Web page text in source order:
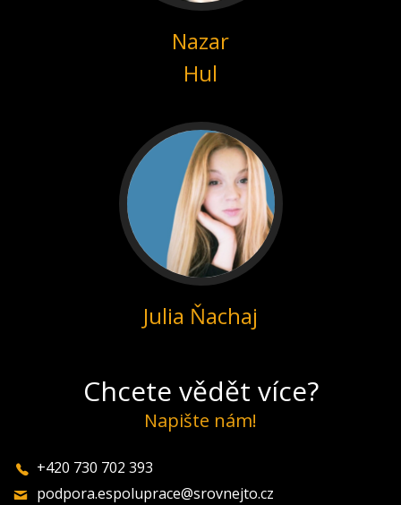
Nazar
Hul
Julia Ňachaj
Chcete vědět více?
Napište nám!
+420 730 702 393
podpora.espoluprace@srovnejto.cz